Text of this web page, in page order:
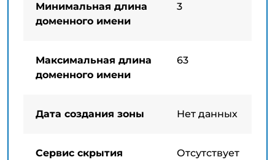
Минимальная длина
доменного имени
3
Максимальная длина
доменного имени
63
Дата создания зоны Нет данных
Сервис скрытия
Отсутствует